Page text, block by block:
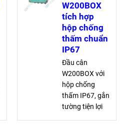
W200BOX
tích hợp
hộp chống
thấm chuẩn
IP67
Đầu cân
W200BOX với
hộp chống
thấm IP67, gắn
tường tiện lợi